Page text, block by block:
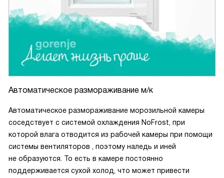
Автоматическое размораживание м/к
Автоматическое размораживание морозильной камеры
соседствует с системой охлаждения NoFrost, при
которой влага отводится из рабочей камеры при помощи
системы вентиляторов , поэтому наледь и иней
не образуются. То есть в камере постоянно
поддерживается сухой холод, что может привести